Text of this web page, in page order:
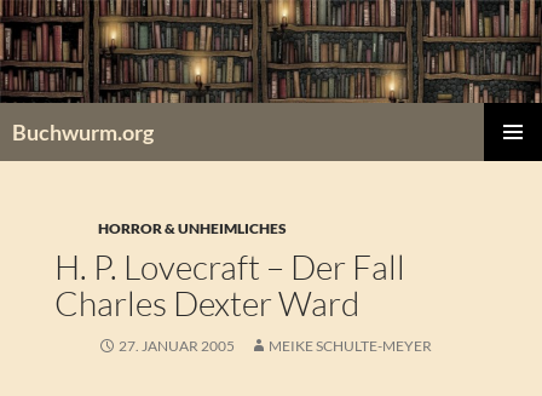
Zum
Inhalt
springen
Buchwurm.org
HORROR & UNHEIMLICHES
H. P. Lovecraft – Der Fall
Charles Dexter Ward
27. JANUAR 2005 MEIKE SCHULTE-MEYER